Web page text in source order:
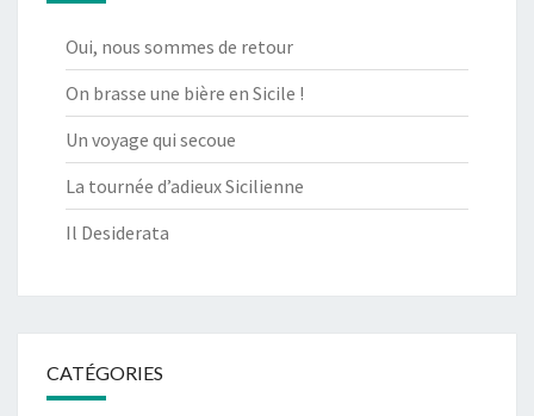
Oui, nous sommes de retour
On brasse une bière en Sicile !
Un voyage qui secoue
La tournée d’adieux Sicilienne
Il Desiderata
CATÉGORIES